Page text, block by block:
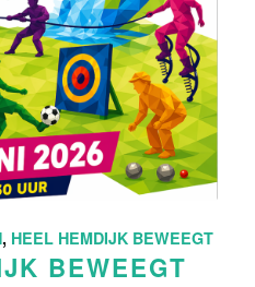
, HEEL HEMDIJK BEWEEGT
BEWEEGT